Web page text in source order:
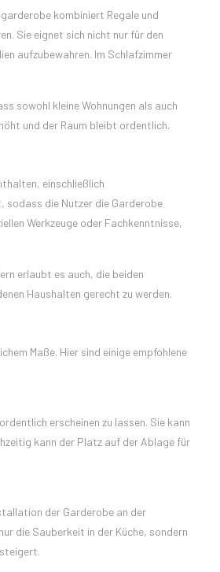
kombiniert Regale und
Sie eignet sich nicht nur für den
aufzubewahren. Im Schlafzimmer
sowohl kleine Wohnungen als auch
und der Raum bleibt ordentlich.
einschließlich
sodass die Nutzer die Garderobe
Werkzeuge oder Fachkenntnisse,
erlaubt es auch, die beiden
Haushalten gerecht zu werden.
Maße. Hier sind einige empfohlene
erscheinen zu lassen. Sie kann
kann der Platz auf der Ablage für
der Garderobe an der
die Sauberkeit in der Küche, sondern